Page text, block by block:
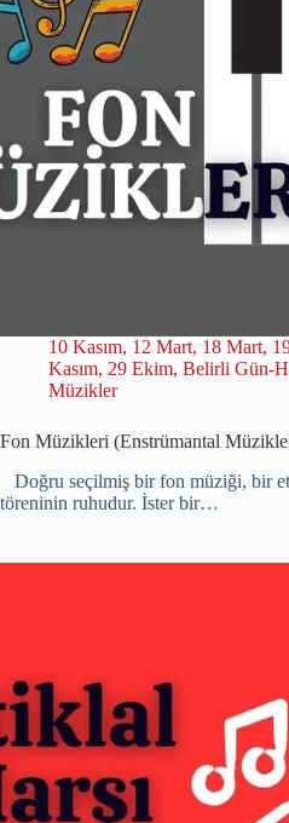
10 Kasım, 12 Mart, 18 Mart,
Kasım, 29 Ekim, Belirli Gün-
Müzikler
Fon Müzikleri (Enstrümantal
Doğru seçilmiş bir fon müziği, bir
töreninin ruhudur. İster bir…